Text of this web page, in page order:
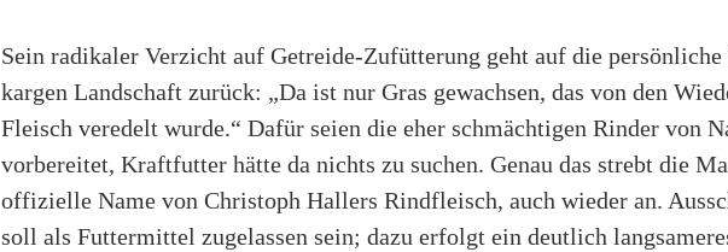
Sein radikaler Verzicht auf Getreide-Zufütterung geht auf die
kargen Landschaft zurück: „Da ist nur Gras gewachsen, das von den
Fleisch veredelt wurde.“ Dafür seien die eher schmächtigen Rinder von
vorbereitet, Kraftfutter hätte da nichts zu suchen. Genau das strebt die
offizielle Name von Christoph Hallers Rindfleisch, auch wieder an.
soll als Futtermittel zugelassen sein; dazu erfolgt ein deutlich